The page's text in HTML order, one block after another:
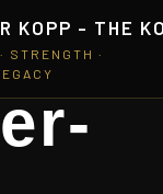
KOPP - THE
STRENGTH ·